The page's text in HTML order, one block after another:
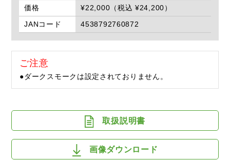
価格
¥22,000（税込 ¥24,200）
JANコード
4538792760872
ご注意
●ダークスモークは設定されておりません。
取扱説明書
画像ダウンロード